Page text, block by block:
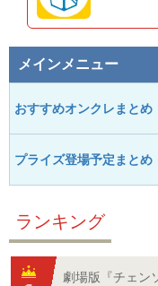
メインメニュー
おすすめオンクレまとめ
プライズ登場予定まとめ
ランキング
劇場版『チェン